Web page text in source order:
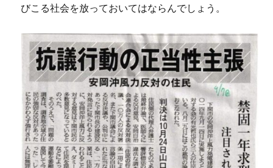
びこる社会を放っておいてはならんでしょう。